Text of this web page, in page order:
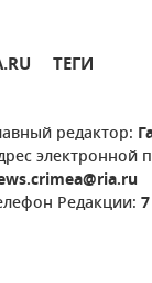
ТЕГИ
редактор:
электронной
Редакции: